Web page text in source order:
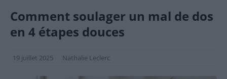
Comment soulager un mal de dos
en 4 étapes douces
19 juillet 2025 Nathalie Leclerc